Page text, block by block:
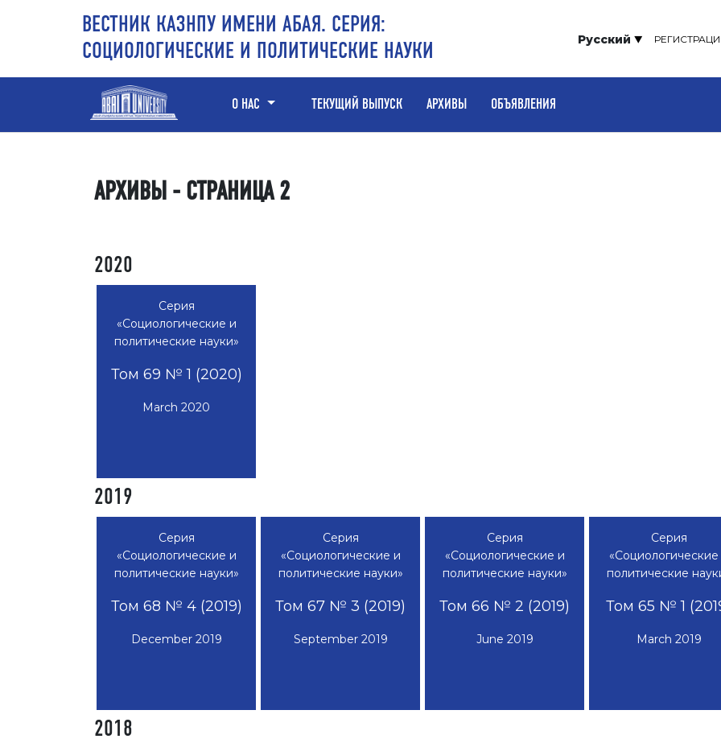
Русский
ВЕСТНИК КАЗНПУ ИМЕНИ АБАЯ. СЕРИЯ:
СОЦИОЛОГИЧЕСКИЕ И ПОЛИТИЧЕСКИЕ НАУКИ
О НАС ТЕКУЩИЙ ВЫПУСК АРХИВЫ ОБЪЯВЛЕНИЯ
АРХИВЫ - СТРАНИЦА 2
2020
Серия
«Социологические и
политические науки»
Том 69 № 1 (2020)
March 2020
2019
Серия
«Социологические и
политические науки»
Том 68 № 4 (2019)
December 2019
Серия
«Социологические и
политические науки»
Том 67 № 3 (2019)
September 2019
Серия
«Социологические и
политические науки»
Том 66 № 2 (2019)
June 2019
Серия
«Социологические
политические
Том 65 № 1
March 2019
2018